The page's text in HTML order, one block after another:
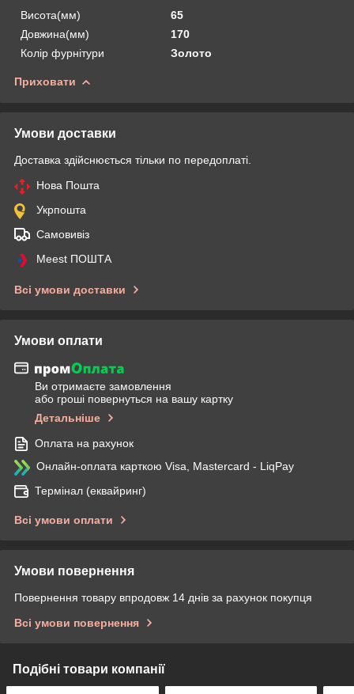
Висота(мм)
65
Довжина(мм)
170
Колір фурнітури
Золото
Приховати
Умови доставки
Доставка здійснюється тільки по передоплаті.
Нова Пошта
Укрпошта
Самовивіз
Meest ПОШТА
Всі умови доставки
Умови оплати
Ви отримаєте замовлення
або гроші повернуться на вашу картку
Детальніше
Оплата на рахунок
Онлайн-оплата карткою Visa, Mastercard - LiqPay
Термінал (еквайринг)
Всі умови оплати
Умови повернення
Повернення товару впродовж 14 днів за рахунок покупця
Всі умови повернення
Подібні товари компанії